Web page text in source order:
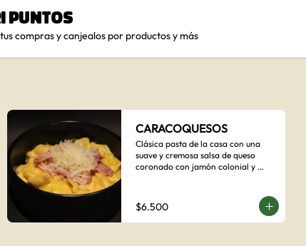
Puntos
compras y canjealos por productos y más
CARACOQUESOS
Clásica pasta de la casa con una
suave y cremosa salsa de queso
coronado con jamón colonial y
$6.500